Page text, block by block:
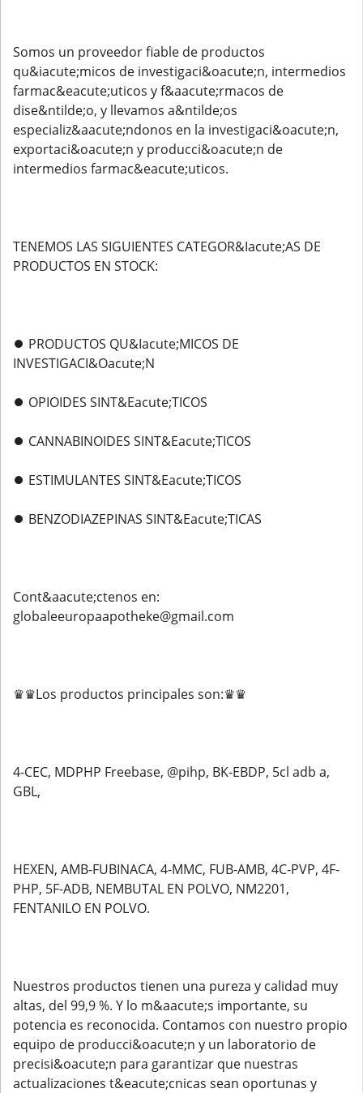
Somos un proveedor fiable de productos
qu&iacute;micos de investigaci&oacute;n, intermedios
farmac&eacute;uticos y f&aacute;rmacos de
dise&ntilde;o, y llevamos a&ntilde;os
especializ&aacute;ndonos en la investigaci&oacute;n,
exportaci&oacute;n y producci&oacute;n de
intermedios farmac&eacute;uticos.
TENEMOS LAS SIGUIENTES CATEGOR&Iacute;AS DE
PRODUCTOS EN STOCK:
⏺️ PRODUCTOS QU&Iacute;MICOS DE
INVESTIGACI&Oacute;N
⏺️ OPIOIDES SINT&Eacute;TICOS
⏺️ CANNABINOIDES SINT&Eacute;TICOS
⏺️ ESTIMULANTES SINT&Eacute;TICOS
⏺️ BENZODIAZEPINAS SINT&Eacute;TICAS
Cont&aacute;ctenos en:
globaleeuropaapotheke@gmail.com
♛♛Los productos principales son:♛♛
4-CEC, MDPHP Freebase, @pihp, BK-EBDP, 5cl adb a,
GBL,
HEXEN, AMB-FUBINACA, 4-MMC, FUB-AMB, 4C-PVP, 4F-
PHP, 5F-ADB, NEMBUTAL EN POLVO, NM2201,
FENTANILO EN POLVO.
Nuestros productos tienen una pureza y calidad muy
altas, del 99,9 %. Y lo m&aacute;s importante, su
potencia es reconocida. Contamos con nuestro propio
equipo de producci&oacute;n y un laboratorio de
precisi&oacute;n para garantizar que nuestras
actualizaciones t&eacute;cnicas sean oportunas y